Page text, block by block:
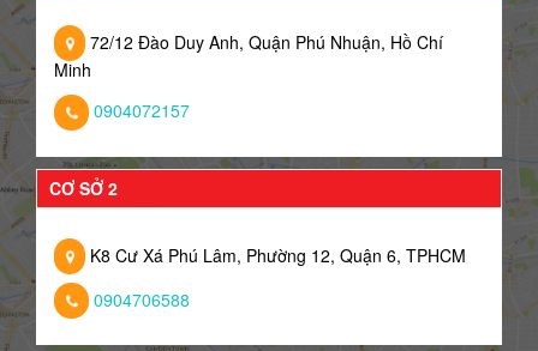
72/12 Đào Duy Anh, Quận Phú Nhuận, Hồ Chí
Minh
0904072157
CƠ SỞ 2
K8 Cư Xá Phú Lâm, Phường 12, Quận 6, TPHCM
0904706588